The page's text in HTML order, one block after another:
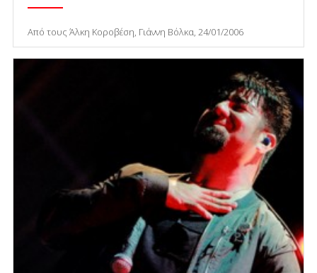
Από τους Άλκη Κοροβέση, Γιάννη Βόλκα, 24/01/2006